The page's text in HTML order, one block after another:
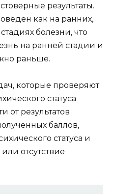
результаты.
как на ранних,
болезни, что
на ранней стадии и
раньше.
которые проверяют
статуса
от результатов
баллов,
статуса и
отсутствие